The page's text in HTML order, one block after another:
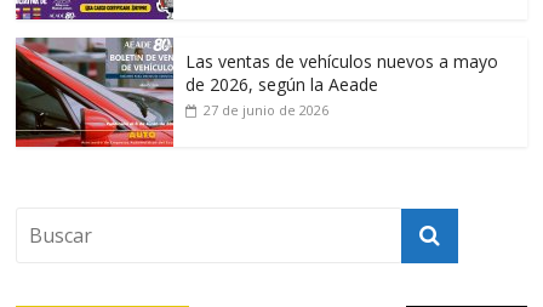
Las ventas de vehículos nuevos a mayo
de 2026, según la Aeade
27 de junio de 2026